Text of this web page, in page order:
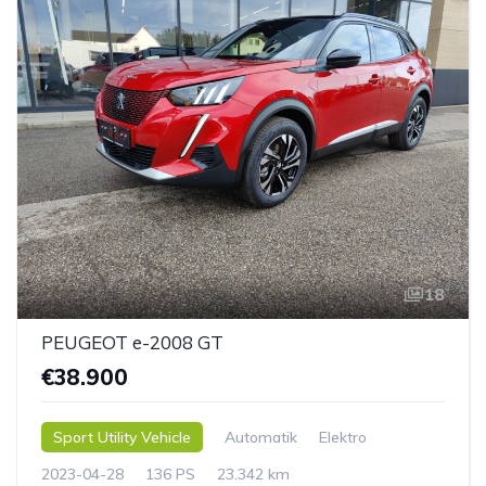
18
PEUGEOT e-2008 GT
€38.900
Sport Utility Vehicle Automatik
Elektro
2023-04-28
136 PS 23.342 km